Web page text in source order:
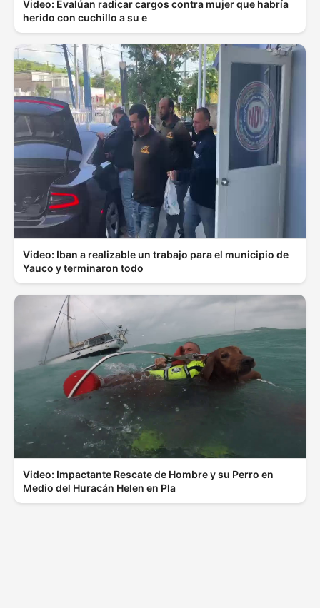
Video: Evalúan radicar cargos contra mujer que habría
herido con cuchillo a su e
Video: Iban a realizable un trabajo para el municipio de
Yauco y terminaron todo
Video: Impactante Rescate de Hombre y su Perro en
Medio del Huracán Helen en Pla